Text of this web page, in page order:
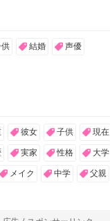
結婚 声優
彼女 子供 現在
実家 性格 大学
メイク 中学 父親